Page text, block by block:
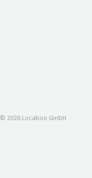
© 2026 Locaboo GmbH